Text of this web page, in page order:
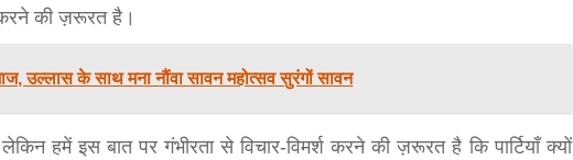
की ज़रूरत है।
उल्लास के साथ मना नौंवा सावन महोत्सव सुरंगों सावन
हमें इस बात पर गंभीरता से विचार-विमर्श करने की ज़रूरत है कि पार्टियाँ क्यों